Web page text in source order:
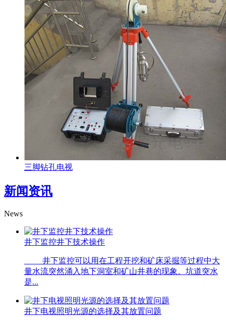
三脚钻孔电视
新闻资讯
News
井下监控井下技术操作
井下监控可以用在工程开挖和矿床采掘等过程中大
量水流突然涌入地下洞室和矿山井巷的现象。坑道突水
是...
井下电视照明光源的选择及其放置问题